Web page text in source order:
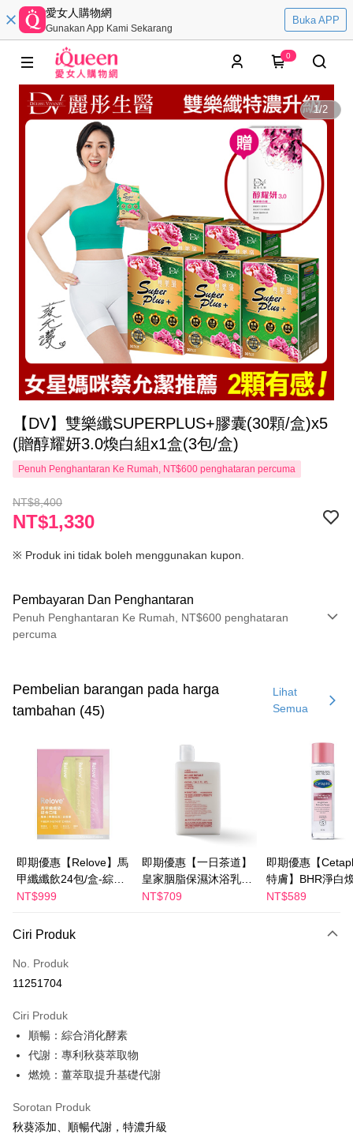
愛女人購物網
Gunakan App Kami Sekarang
Buka APP
0
1/2
【DV】雙樂纖SUPERPLUS+膠囊(30顆/盒)x5
(贈醇耀妍3.0煥白組x1盒(3包/盒)
Penuh Penghantaran Ke Rumah, NT$600 penghataran percuma
NT$8,400
NT$1,330
※ Produk ini tidak boleh menggunakan kupon.
Pembayaran Dan Penghantaran
Penuh Penghantaran Ke Rumah, NT$600 penghataran
percuma
Kad Kredit (Bayaran Penuh)
LINE Pay
Easy Wallet
Google Pay
Plus PAY
AFTEE
1. Dengan memilih AFTEE sebagai kaedah pembayaran, mesej
2. Anda boleh meneruskan pembayaran selepas pengesahan SMS.
3. Tiada bayaran diperlukan apabila pesanan disahkan. Produk akan
4. Setelah pesanan disahkan, anda akan menerima SMS pembayaran
AFTEE.
5. Tiada bayaran diperlukan apabila anda menerima produk. Sila buat
pembayaran di empat kedai serbaneka utama, ATM atau perbankan
dalam talian dengan SMS pembayaran atau pemberitahuan tolak aplikasi
Sila ambil perhatian bahawa tempoh pembayaran adalah 14 hari. Walau
Pemindahan ATM
NT$100/pesanan | Penghantaran percuma untuk pesanan
NT$600 atau lebih
離島配送
NT$1,500 atau lebih
Pembelian barangan pada harga
tambahan (45)
Lihat
Semua
即期優惠【Relove】馬
甲纖纖飲24包/盒-綜合
口味(效期2027-01-22)
NT$999
即期優惠【一日茶道】
皇家胭脂保濕沐浴乳
600ml 效期2027/2/19
NT$709
即期優惠【
特膚】BHR淨白
妝水 150mL 效期
NT$589
Ciri Produk
No. Produk
11251704
Ciri Produk
順暢：綜合消化酵素
代謝：專利秋葵萃取物
燃燒：薑萃取提升基礎代謝
Sorotan Produk
秋葵添加、順暢代謝，特濃升級